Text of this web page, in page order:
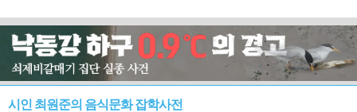
시인 최원준의 음식문화 잡학사전